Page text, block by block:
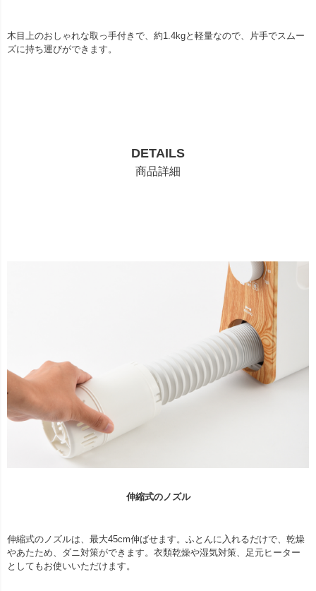
木目上のおしゃれな取っ手付きで、約1.4kgと軽量なので、片手でスムー
ズに持ち運びができます。
DETAILS
商品詳細
伸縮式のノズル
伸縮式のノズルは、最大45cm伸ばせます。ふとんに入れるだけで、乾燥
やあたため、ダニ対策ができます。衣類乾燥や湿気対策、足元ヒーター
としてもお使いいただけます。